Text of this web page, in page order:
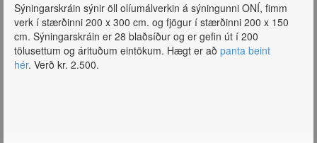
Sýningarskráin sýnir öll olíumálverkin á sýningunni ONÍ, fimm
verk í stærðinni 200 x 300 cm. og fjögur í stærðinni 200 x 150
cm. Sýningarskráin er 28 blaðsíður og er gefin út í 200
tölusettum og árituðum eintökum. Hægt er að panta beint
hér. Verð kr. 2.500.